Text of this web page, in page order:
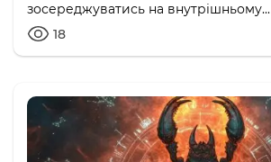
зосереджуватись на внутрішньому...
18